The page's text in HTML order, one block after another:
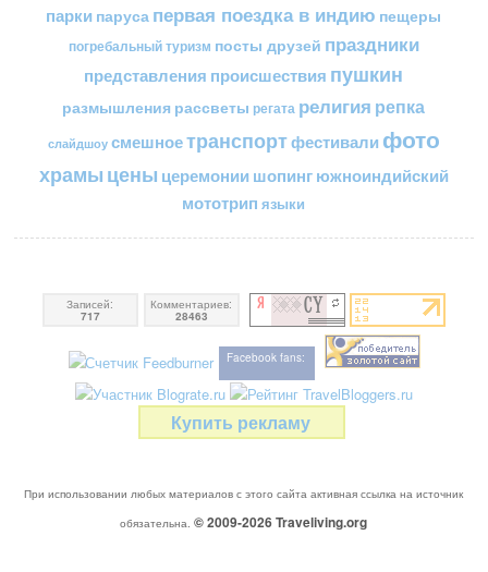
парки паруса первая поездка в индию пещеры
погребальный туризм посты друзей праздники
представления происшествия пушкин
размышления рассветы регата религия репка
слайдшоу смешноетранспортфестивали фото
храмы цены церемонии шопингюжноиндийский
мототрип языки
Записей:
717
Комментариев:
28463
Facebook fans:
Купить рекламу
При использовании любых материалов с этого сайта активная ссылка на источник
обязательна. © 2009-2026Traveliving.org